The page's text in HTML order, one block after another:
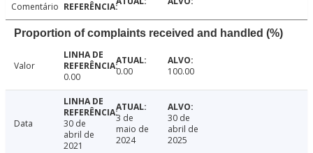
Comentário
Proportion of complaints received and handled (%)
Valor
0.00
0.00 100.00
Data
30 de
abril de
2021
3 de
maio de
2024
30 de
abril de
2025